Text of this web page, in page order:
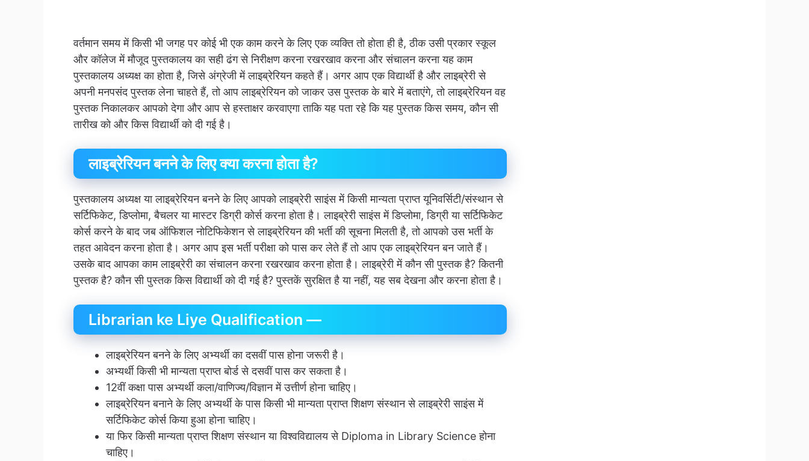
वर्तमान समय में किसी भी जगह पर कोई भी एक काम करने के लिए एक व्यक्ति तो होता ही है, ठीक उसी प्रकार स्कूल
और कॉलेज में मौजूद पुस्तकालय का सही ढंग से निरीक्षण करना रखरखाव करना और संचालन करना यह काम
पुस्तकालय अध्यक्ष का होता है, जिसे अंग्रेजी में लाइब्रेरियन कहते हैं। अगर आप एक विद्यार्थी है और लाइब्रेरी से
अपनी मनपसंद पुस्तक लेना चाहते हैं, तो आप लाइब्रेरियन को जाकर उस पुस्तक के बारे में बताएंगे, तो लाइब्रेरियन वह
पुस्तक निकालकर आपको देगा और आप से हस्ताक्षर करवाएगा ताकि यह पता रहे कि यह पुस्तक किस समय, कौन सी
तारीख को और किस विद्यार्थी को दी गई है।
लाइब्रेरियन बनने के लिए क्या करना होता है?
पुस्तकालय अध्यक्ष या लाइब्रेरियन बनने के लिए आपको लाइब्रेरी साइंस में किसी मान्यता प्राप्त यूनिवर्सिटी/संस्थान से
सर्टिफिकेट, डिप्लोमा, बैचलर या मास्टर डिग्री कोर्स करना होता है। लाइब्रेरी साइंस में डिप्लोमा, डिग्री या सर्टिफिकेट
कोर्स करने के बाद जब ऑफिशल नोटिफिकेशन से लाइब्रेरियन की भर्ती की सूचना मिलती है, तो आपको उस भर्ती के
तहत आवेदन करना होता है। अगर आप इस भर्ती परीक्षा को पास कर लेते हैं तो आप एक लाइब्रेरियन बन जाते हैं।
उसके बाद आपका काम लाइब्रेरी का संचालन करना रखरखाव करना होता है। लाइब्रेरी में कौन सी पुस्तक है? कितनी
पुस्तक है? कौन सी पुस्तक किस विद्यार्थी को दी गई है? पुस्तकें सुरक्षित है या नहीं, यह सब देखना और करना होता है।
Librarian ke Liye Qualification —
लाइब्रेरियन बनने के लिए अभ्यर्थी का दसवीं पास होना जरूरी है।
अभ्यर्थी किसी भी मान्यता प्राप्त बोर्ड से दसवीं पास कर सकता है।
12वीं कक्षा पास अभ्यर्थी कला/वाणिज्य/विज्ञान में उत्तीर्ण होना चाहिए।
लाइब्रेरियन बनाने के लिए अभ्यर्थी के पास किसी भी मान्यता प्राप्त शिक्षण संस्थान से लाइब्रेरी साइंस में
सर्टिफिकेट कोर्स किया हुआ होना चाहिए।
या फिर किसी मान्यता प्राप्त शिक्षण संस्थान या विश्वविद्यालय से Diploma in Library Science होना
चाहिए।